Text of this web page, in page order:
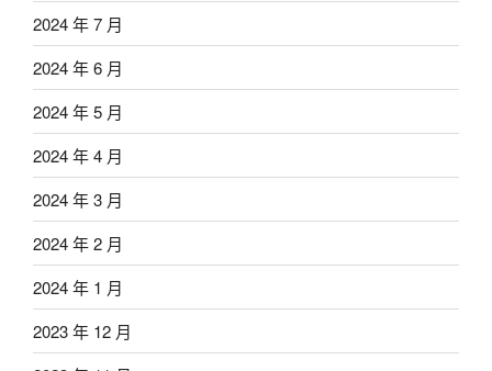
2024 年 7 月
2024 年 6 月
2024 年 5 月
2024 年 4 月
2024 年 3 月
2024 年 2 月
2024 年 1 月
2023 年 12 月